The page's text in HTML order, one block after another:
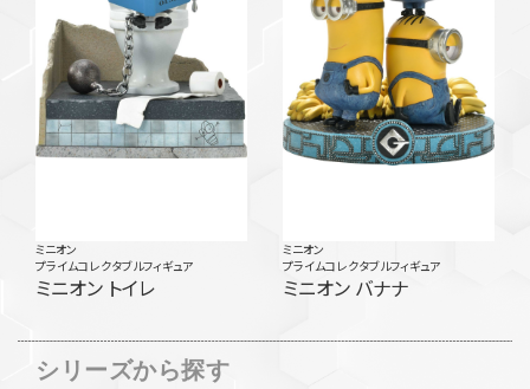
ミニオン
プライムコレクタブルフィギュア
ミニオン トイレ
ミニオン
プライムコレクタブルフィギュア
ミニオン バナナ
シリーズから探す